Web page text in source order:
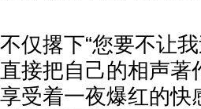
不仅撂下“您要不让
直接把自己的相声著
享受着一夜爆红的快